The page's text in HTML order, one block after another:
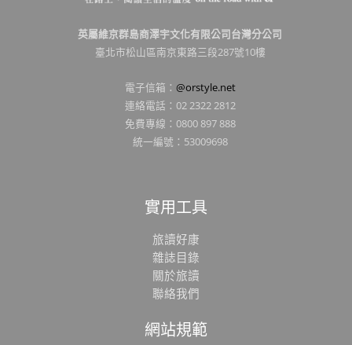
英屬維京群島商澤宇文化有限公司台灣分公司
臺北市松山區南京東路三段287號10樓
電子信箱： @orstyle.net
連絡電話：02 2322 2812
免費專線：0800 897 888
統一編號：53009698
實用工具
旅讀好康
雜誌目錄
關於旅讀
聯絡我們
網站規範